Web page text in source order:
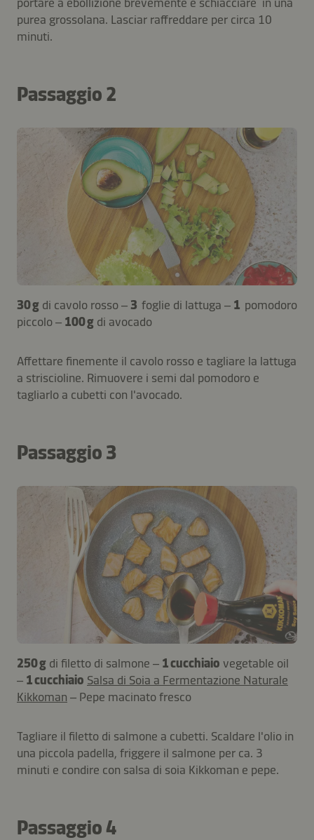
purea grossolana. Lasciar raffreddare per circa 10
minuti.
Passaggio 2
30 g di cavolo rosso – 3 foglie di lattuga – 1 pomodoro
piccolo – 100 g di avocado
Affettare finemente il cavolo rosso e tagliare la lattuga
a striscioline. Rimuovere i semi dal pomodoro e
tagliarlo a cubetti con l'avocado.
Passaggio 3
250 g di filetto di salmone – 1 cucchiaio vegetable oil
– 1 cucchiaio Salsa di Soia a Fermentazione Naturale
Kikkoman – Pepe macinato fresco
Tagliare il filetto di salmone a cubetti. Scaldare l'olio in
una piccola padella, friggere il salmone per ca. 3
minuti e condire con salsa di soia Kikkoman e pepe.
Passaggio 4